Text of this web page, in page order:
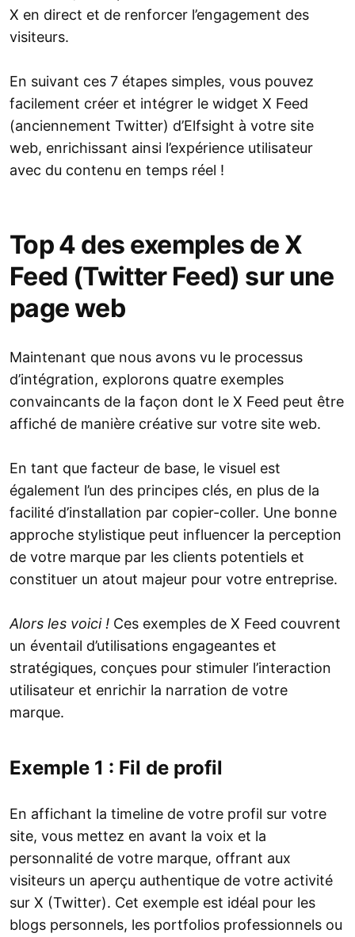
X en direct et de renforcer l’engagement des
visiteurs.
En suivant ces 7 étapes simples, vous pouvez
facilement créer et intégrer le widget X Feed
(anciennement Twitter) d’Elfsight à votre site
web, enrichissant ainsi l’expérience utilisateur
avec du contenu en temps réel !
Top 4 des exemples de X
Feed (Twitter Feed) sur une
page web
Maintenant que nous avons vu le processus
d’intégration, explorons quatre exemples
convaincants de la façon dont le X Feed peut être
affiché de manière créative sur votre site web.
En tant que facteur de base, le visuel est
également l’un des principes clés, en plus de la
facilité d’installation par copier-coller. Une bonne
approche stylistique peut influencer la perception
de votre marque par les clients potentiels et
constituer un atout majeur pour votre entreprise.
Alors les voici ! Ces exemples de X Feed couvrent
un éventail d’utilisations engageantes et
stratégiques, conçues pour stimuler l’interaction
utilisateur et enrichir la narration de votre
marque.
Exemple 1 : Fil de profil
En affichant la timeline de votre profil sur votre
site, vous mettez en avant la voix et la
personnalité de votre marque, offrant aux
visiteurs un aperçu authentique de votre activité
sur X (Twitter). Cet exemple est idéal pour les
blogs personnels, les portfolios professionnels ou